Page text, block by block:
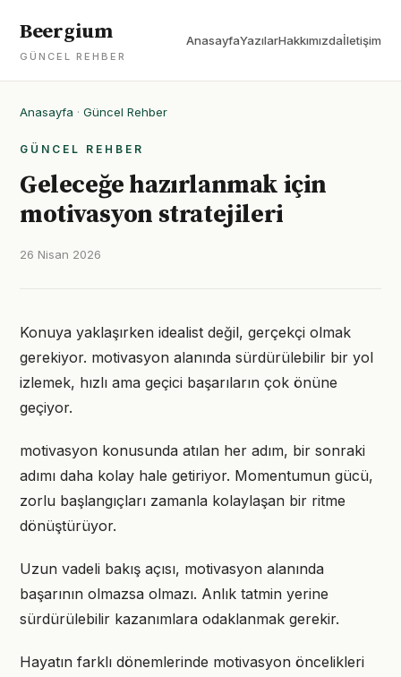
Beergium
GÜNCEL REHBER
AnasayfaYazılarHakkımızdaİletişim
Anasayfa · Güncel Rehber
GÜNCEL REHBER
Geleceğe hazırlanmak için
motivasyon stratejileri
26 Nisan 2026
Konuya yaklaşırken idealist değil, gerçekçi olmak
gerekiyor. motivasyon alanında sürdürülebilir bir yol
izlemek, hızlı ama geçici başarıların çok önüne
geçiyor.
motivasyon konusunda atılan her adım, bir sonraki
adımı daha kolay hale getiriyor. Momentumun gücü,
zorlu başlangıçları zamanla kolaylaşan bir ritme
dönüştürüyor.
Uzun vadeli bakış açısı, motivasyon alanında
başarının olmazsa olmazı. Anlık tatmin yerine
sürdürülebilir kazanımlara odaklanmak gerekir.
Hayatın farklı dönemlerinde motivasyon öncelikleri